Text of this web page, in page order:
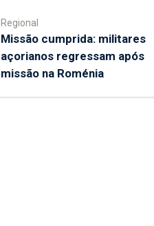
Regional
Missão cumprida: militares
açorianos regressam após
missão na Roménia